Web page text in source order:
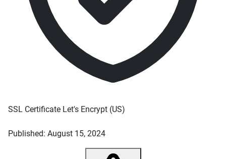
SSL Certificate Let's Encrypt (US)
Published: August 15, 2024